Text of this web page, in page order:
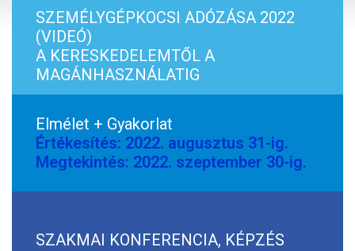
SZEMÉLYGÉPKOCSI ADÓZÁSA 2022
(VIDEÓ)
A KERESKEDELEMTŐL A
MAGÁNHASZNÁLATIG
Elmélet + Gyakorlat
Értékesítés: 2022. augusztus 31-ig.
Megtekintés: 2022. szeptember 30-ig.
SZAKMAI KONFERENCIA, KÉPZÉS